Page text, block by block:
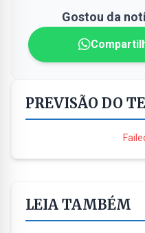
Gostou da
PREVISÃO DO
LEIA TAMBÉM